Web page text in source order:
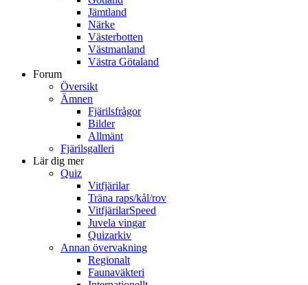
Jämtland
Närke
Västerbotten
Västmanland
Västra Götaland
Forum
Översikt
Ämnen
Fjärilsfrågor
Bilder
Allmänt
Fjärilsgalleri
Lär dig mer
Quiz
Vitfjärilar
Träna raps/kål/rov
VitfjärilarSpeed
Juvela vingar
Quizarkiv
Annan övervakning
Regionalt
Faunaväkteri